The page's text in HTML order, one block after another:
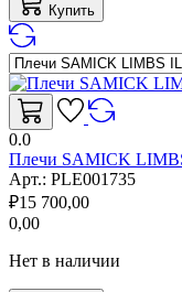
Купить
0.0
Плечи SAMICK
Арт.: PLE001735
₽15 700,00
0,00
Нет в наличии